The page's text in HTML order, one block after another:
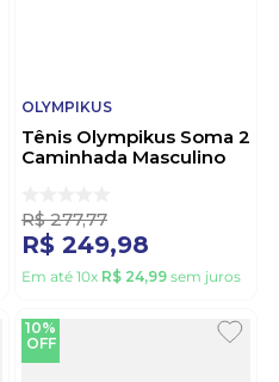
OLYMPIKUS
Tênis Olympikus Soma 2
Caminhada Masculino
R$ 277,77
R$ 249,98
Em até 10x R$ 24,99 sem juros
10%
OFF